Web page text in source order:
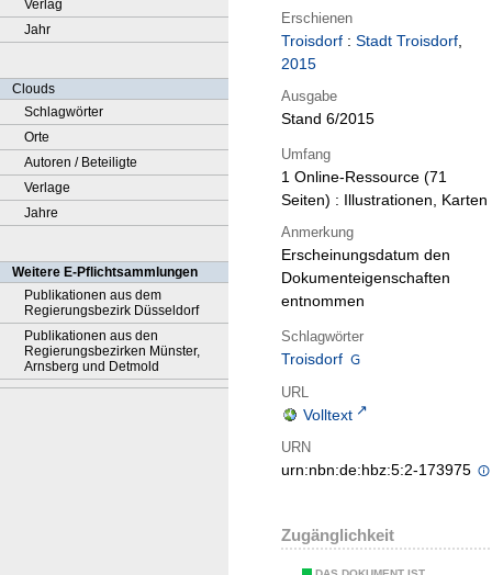
Verlag
Jahr
Clouds
Schlagwörter
Orte
Autoren / Beteiligte
Verlage
Jahre
Weitere E-Pflichtsammlungen
Publikationen aus dem
Regierungsbezirk Düsseldorf
Publikationen aus den
Regierungsbezirken Münster,
Arnsberg und Detmold
Erschienen
Troisdorf : Stadt Troisdorf,
2015
Ausgabe
Stand 6/2015
Umfang
1 Online-Ressource (71
Seiten) : Illustrationen, Karten
Anmerkung
Erscheinungsdatum den
Dokumenteigenschaften
entnommen
Schlagwörter
Troisdorf
URL
Volltext
URN
urn:nbn:de:hbz:5:2-173975
Zugänglichkeit